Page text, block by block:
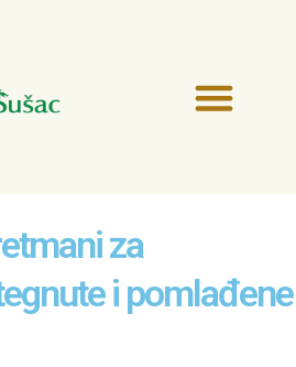
za
i pomlađene